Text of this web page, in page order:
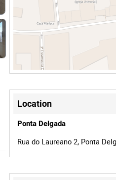
Location
Ponta Delgada
Rua do Laureano 2, Ponta